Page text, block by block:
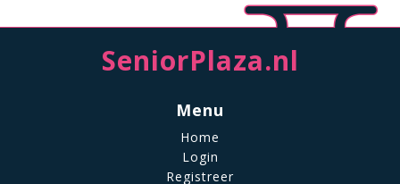
SeniorPlaza.nl
Menu
Home
Login
Registreer